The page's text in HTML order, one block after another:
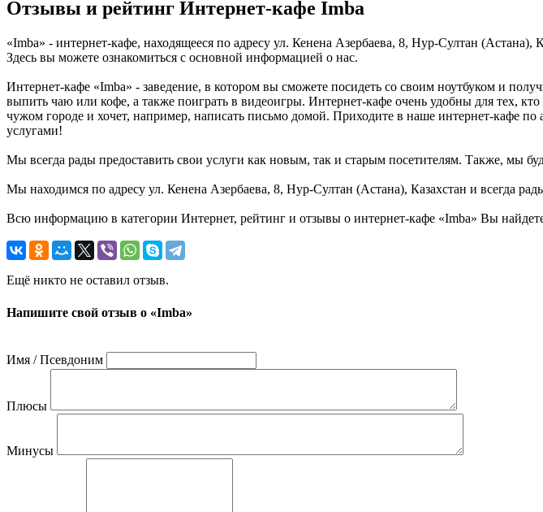
Отзывы и рейтинг Интернет-кафе Imba
«Imba» - интернет-кафе, находящееся по адресу ул. Кенена Азербаева, 8, Нур-Султан
Здесь вы можете ознакомиться с основной информацией о нас.
Интернет-кафе «Imba» - заведение, в котором вы сможете посидеть со своим ноутбуком и
выпить чаю или кофе, а также поиграть в видеоигры. Интернет-кафе очень удобны для тех,
чужом городе и хочет, например, написать письмо домой. Приходите в наше интернет-кафе
услугами!
Мы всегда рады предоставить свои услуги как новым, так и старым посетителям. Также, мы
Мы находимся по адресу ул. Кенена Азербаева, 8, Нур-Султан (Астана), Казахстан и всегда
Всю информацию в категории Интернет, рейтинг и отзывы о интернет-кафе «Imba» Вы
Ещё никто не оставил отзыв.
Напишите свой отзыв о «Imba»
Имя / Псевдоним
Плюсы
Минусы